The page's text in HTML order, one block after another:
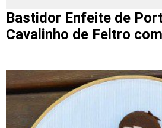
Bastidor Enfeite de
Cavalinho de Feltro